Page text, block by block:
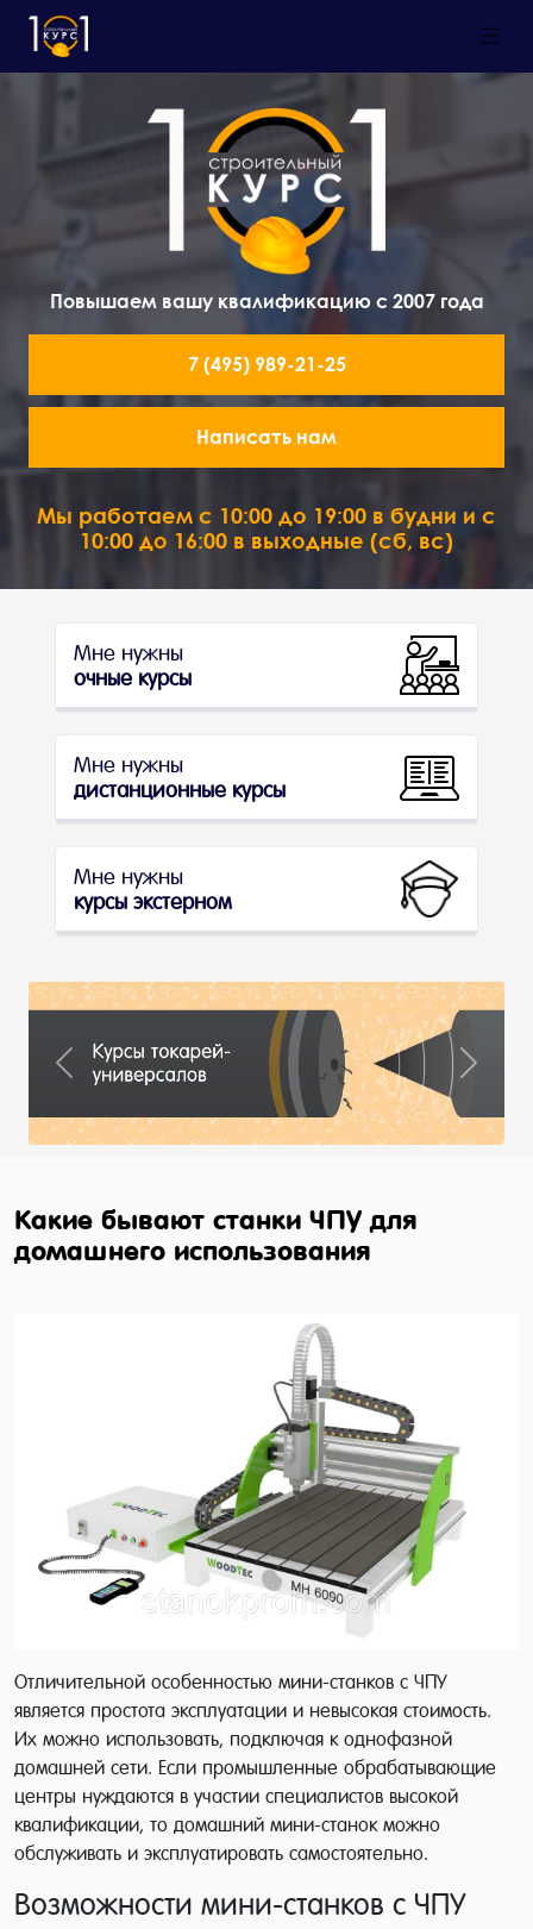
Повышаем вашу квалификацию с 2007 года
7 (495) 989-21-25
Написать нам
Мы работаем с 10:00 до 19:00 в будни и с
10:00 до 16:00 в выходные (сб, вс)
Мне нужны
очные курсы
Мне нужны
дистанционные курсы
Мне нужны
курсы экстерном
Previous Next
Какие бывают станки ЧПУ для
домашнего использования
Отличительной особенностью мини-станков с ЧПУ
является простота эксплуатации и невысокая стоимость.
Их можно использовать, подключая к однофазной
домашней сети. Если промышленные обрабатывающие
центры нуждаются в участии специалистов высокой
квалификации, то домашний мини-станок можно
обслуживать и эксплуатировать самостоятельно.
Возможности мини-станков с ЧПУ